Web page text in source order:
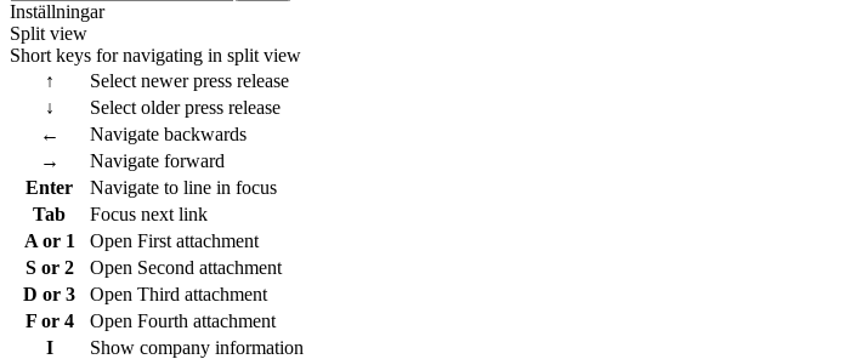
Inställningar
Split view
Short keys for navigating in split view
↑
Select newer press release
↓
Select older press release
←
Navigate backwards
→
Navigate forward
Enter
Navigate to line in focus
Tab
Focus next link
A or 1
Open First attachment
S or 2
Open Second attachment
D or 3
Open Third attachment
F or 4
Open Fourth attachment
I
Show company information